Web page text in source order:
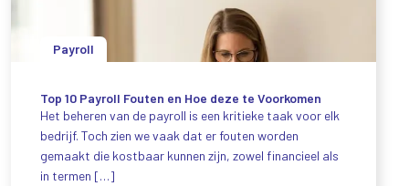
Payroll
Top 10 Payroll Fouten en Hoe deze te Voorkomen
Het beheren van de payroll is een kritieke taak voor elk
bedrijf. Toch zien we vaak dat er fouten worden
gemaakt die kostbaar kunnen zijn, zowel financieel als
in termen […]